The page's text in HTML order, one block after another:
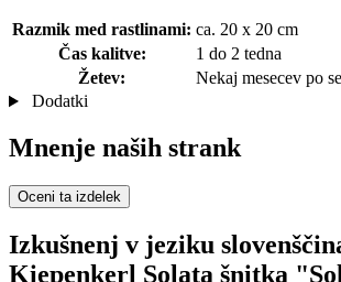
Razmik med rastlinami: ca. 20 x 20 cm
Čas kalitve:
1 do 2 tedna
Žetev:
Nekaj mesecev po
Dodatki
Mnenje naših strank
Oceni ta izdelek
Izkušnenj v jeziku
Kiepenkerl Solata šnitka